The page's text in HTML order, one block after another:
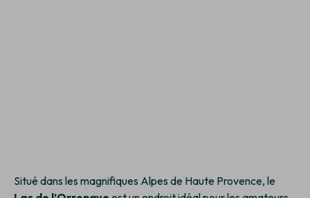
Situé dans les magnifiques Alpes de Haute Provence, le